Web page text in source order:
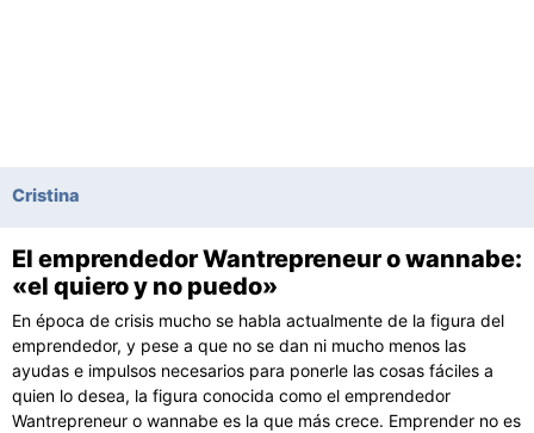
Cristina
El emprendedor Wantrepreneur o wannabe:
«el quiero y no puedo»
En época de crisis mucho se habla actualmente de la figura del
emprendedor, y pese a que no se dan ni mucho menos las
ayudas e impulsos necesarios para ponerle las cosas fáciles a
quien lo desea, la figura conocida como el emprendedor
Wantrepreneur o wannabe es la que más crece. Emprender no es
Página
PáginaPáginaPáginaPágina